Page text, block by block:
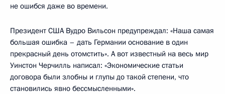
не ошибся даже во времени.
Президент США Вудро Вильсон предупреждал: «Наша самая
большая ошибка – дать Германии основание в один
прекрасный день отомстить». А вот известный на весь мир
Уинстон Черчилль написал: «Экономические статьи
договора были злобны и глупы до такой степени, что
становились явно бессмысленными».